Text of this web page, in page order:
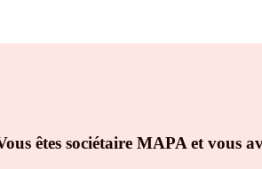
êtes sociétaire MAPA et vous